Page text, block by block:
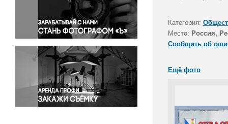
Правосудие
Происшествия и конфликты
Религия
Светская жизнь
Спорт
Экология
Экономика и бизнес
Категория:
Место: Россия,
Сообщить об
Ещё фото